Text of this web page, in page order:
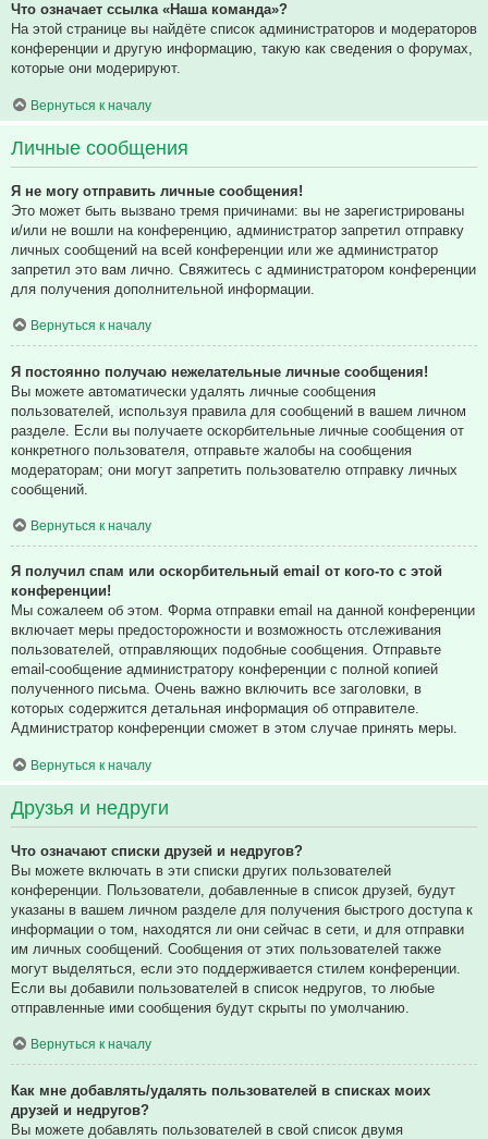
Что означает ссылка «Наша команда»?
На этой странице вы найдёте список администраторов и модераторов
конференции и другую информацию, такую как сведения о форумах,
которые они модерируют.
Вернуться к началу
Личные сообщения
Я не могу отправить личные сообщения!
Это может быть вызвано тремя причинами: вы не зарегистрированы
и/или не вошли на конференцию, администратор запретил отправку
личных сообщений на всей конференции или же администратор
запретил это вам лично. Свяжитесь с администратором конференции
для получения дополнительной информации.
Вернуться к началу
Я постоянно получаю нежелательные личные сообщения!
Вы можете автоматически удалять личные сообщения
пользователей, используя правила для сообщений в вашем личном
разделе. Если вы получаете оскорбительные личные сообщения от
конкретного пользователя, отправьте жалобы на сообщения
модераторам; они могут запретить пользователю отправку личных
сообщений.
Вернуться к началу
Я получил спам или оскорбительный email от кого-то с этой
конференции!
Мы сожалеем об этом. Форма отправки email на данной конференции
включает меры предосторожности и возможность отслеживания
пользователей, отправляющих подобные сообщения. Отправьте
email-сообщение администратору конференции с полной копией
полученного письма. Очень важно включить все заголовки, в
которых содержится детальная информация об отправителе.
Администратор конференции сможет в этом случае принять меры.
Вернуться к началу
Друзья и недруги
Что означают списки друзей и недругов?
Вы можете включать в эти списки других пользователей
конференции. Пользователи, добавленные в список друзей, будут
указаны в вашем личном разделе для получения быстрого доступа к
информации о том, находятся ли они сейчас в сети, и для отправки
им личных сообщений. Сообщения от этих пользователей также
могут выделяться, если это поддерживается стилем конференции.
Если вы добавили пользователей в список недругов, то любые
отправленные ими сообщения будут скрыты по умолчанию.
Вернуться к началу
Как мне добавлять/удалять пользователей в списках моих
друзей и недругов?
Вы можете добавлять пользователей в свой список двумя